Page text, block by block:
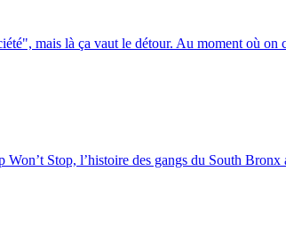
mais là ça vaut le détour. Au moment où on
Stop, l’histoire des gangs du South